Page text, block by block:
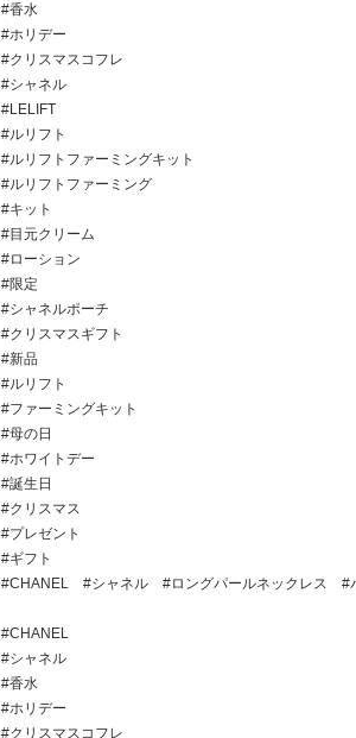
#香水
#ホリデー
#クリスマスコフレ
#シャネル
#LELIFT
#ルリフト
#ルリフトファーミングキット
#ルリフトファーミング
#キット
#目元クリーム
#ローション
#限定
#シャネルポーチ
#クリスマスギフト
#新品
#ルリフト
#ファーミングキット
#母の日
#ホワイトデー
#誕生日
#クリスマス
#プレゼント
#ギフト
#CHANEL #シャネル #ロングパールネックレス #
#CHANEL
#シャネル
#香水
#ホリデー
#クリスマスコフレ